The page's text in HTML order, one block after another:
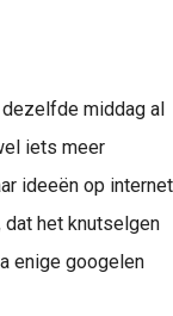
middag al
iets meer
ideeën op
dat het knutselgen
enige googelen